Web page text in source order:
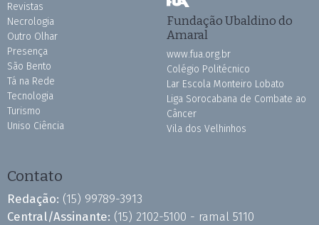
Revistas
Necrologia
Outro Olhar
Presença
São Bento
Tá na Rede
Tecnologia
Turismo
Uniso Ciência
Fundação Ubaldino do
Amaral
www.fua.org.br
Colégio Politécnico
Lar Escola Monteiro Lobato
Liga Sorocabana de Combate ao
Câncer
Vila dos Velhinhos
Contato
Redação: (15) 99789-3913
Central/Assinante: (15) 2102-5100 - ramal 5110